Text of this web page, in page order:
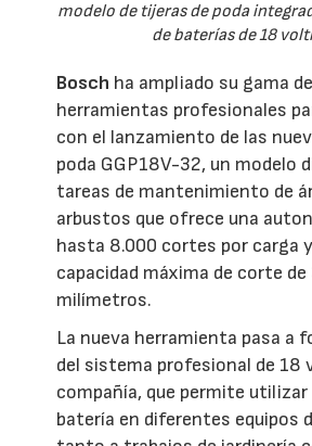
modelo de tijeras de poda
de baterías de 18
Bosch ha ampliado su gama de
herramientas profesionales
con el lanzamiento de las
poda GGP18V-32, un modelo
tareas de mantenimiento de
arbustos que ofrece una
hasta 8.000 cortes por carga
capacidad máxima de corte de
milímetros.
La nueva herramienta pasa a
del sistema profesional de 18
compañía, que permite utilizar
batería en diferentes equipos